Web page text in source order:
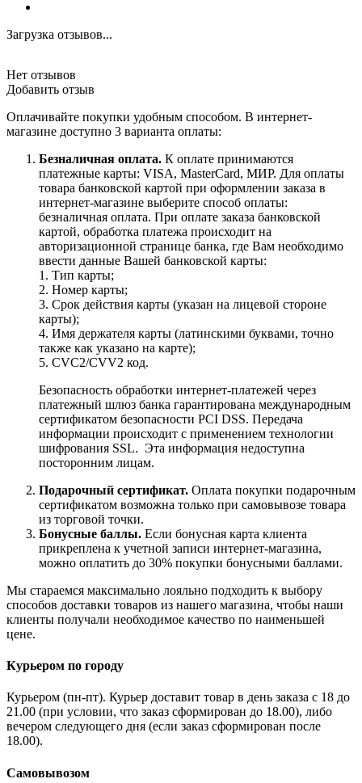
Загрузка отзывов...
Нет отзывов
Добавить отзыв
Оплачивайте покупки удобным способом. В интернет-
магазине доступно 3 варианта оплаты:
Безналичная оплата. К оплате принимаются
платежные карты: VISA, MasterCard, МИР. Для оплаты
товара банковской картой при оформлении заказа в
интернет-магазине выберите способ оплаты:
безналичная оплата. При оплате заказа банковской
картой, обработка платежа происходит на
авторизационной странице банка, где Вам необходимо
ввести данные Вашей банковской карты:
1. Тип карты;
2. Номер карты;
3. Срок действия карты (указан на лицевой стороне
карты);
4. Имя держателя карты (латинскими буквами, точно
также как указано на карте);
5. CVC2/CVV2 код.
Безопасность обработки интернет-платежей через
платежный шлюз банка гарантирована международным
сертификатом безопасности PCI DSS. Передача
информации происходит с применением технологии
шифрования SSL. Эта информация недоступна
посторонним лицам.
Подарочный сертификат. Оплата покупки подарочным
сертификатом возможна только при самовывозе товара
из торговой точки.
Бонусные баллы. Если бонусная карта клиента
прикреплена к учетной записи интернет-магазина,
можно оплатить до 30% покупки бонусными баллами.
Мы стараемся максимально лояльно подходить к выбору
способов доставки товаров из нашего магазина, чтобы наши
клиенты получали необходимое качество по наименьшей
цене.
Курьером по городу
Курьером (пн-пт). Курьер доставит товар в день заказа с 18 до
21.00 (при условии, что заказ сформирован до 18.00), либо
вечером следующего дня (если заказ сформирован после
18.00).
Самовывозом